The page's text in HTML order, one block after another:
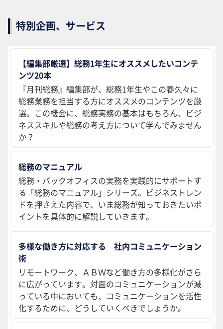
特別企画、サービス
【編集部厳選】総務1年生にオススメしたいコンテ
ンツ20本
『月刊総務』編集部が、総務1年生やこの春久々に
総務業務を担当する方にオススメのコンテンツを厳
選。この機会に、総務実務の基本はもちろん、ビジ
ネススキルや総務の考え方について学んでみません
か？
総務のマニュアル
総務・バックオフィスの実務を実践的にサポートす
る「総務のマニュアル」シリーズ。ビジネストレン
ドを押さえた内容で、いま総務が知っておきたいポ
イントを具体的に解説していきます。
多様な働き方に対応する 社内コミュニケーション
術
リモートワーク、ＡＢＷなど働き方の多様化がさら
に広がっています。対面のコミュニケーションが減
っている中においても、コミュニケーションを活性
化するために、どうしていくべきでしょうか。